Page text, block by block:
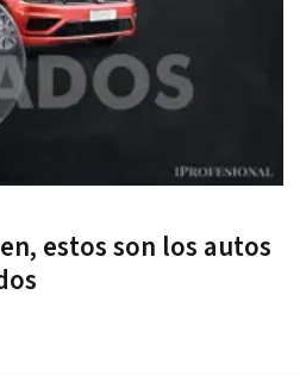
estos son los autos